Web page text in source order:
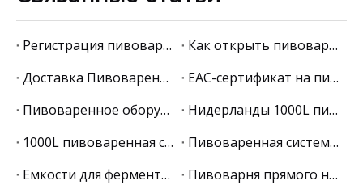
Регистрация пивоварни в РАТК (бывший РАР) с китайским оборудованием: пошаговая инструкция 2026
Как открыть пивоварню с нуля в России: пошаговая инструкция 2026
Доставка Пивоваренного Оборудования Из Китая В Россию: Логистика, Таможня, Документы 2026
EAC-сертификат на пивоваренное оборудование: пошаговое руководство 2026
Пивоваренное оборудование: полный гид для покупателя 2026
Нидерланды 1000L пивоваренная система
1000L пивоваренная система в Бельгии
Пивоваренная система 7BBL в США
Емкости для ферментации 3000 л в Бельгии
Пивоварня прямого нагрева емкостью 500 л в Бельгии